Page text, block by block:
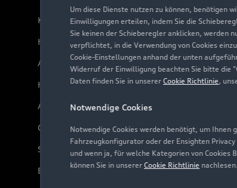
Um diese Dienste nutzen zu können, benötigen
Einwilligungen erteilen, indem Sie die
Sie keinen der Schieberegler anklicken, werden
verpflichtet, in die Verwendung von Cookies
Cookie-Einstellungen anhand der unten
Widerruf der Einwilligung beachten Sie bitte die
Daten finden Sie in unsererCookie Richtlinie,
Notwendige Cookies
Notwendige Cookies werden benötigt, um
Fahrzeugkonfigurator oder der Ensighten
und wenn ja, für welche Kategorien von
können Sie in unsererCookie Richtlinie nachlesen.
Kundenservice
Händlersuche
Audi Code
Häufige Fragen (FAQ)
Audi Online Beratung
Online-Terminvereinbarung
Servicekontakt
Bordbuch & Bedienungsanleitungen